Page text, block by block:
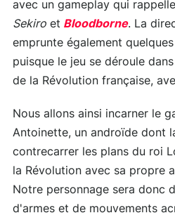
avec un gameplay qui
Sekiro et Bloodborne. La
emprunte également
puisque le jeu se déroule
de la Révolution française,
Nous allons ainsi incarner le
Antoinette, un androïde dont
contrecarrer les plans du roi
la Révolution avec sa propre
Notre personnage sera donc
d'armes et de mouvements